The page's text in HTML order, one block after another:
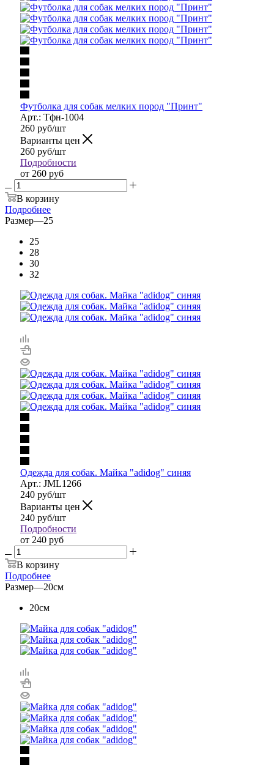
Футболка для собак мелких пород "Принт"
Арт.: Тфн-1004
260 руб/шт
Варианты цен
260 руб/шт
Подробности
от 260 руб
В корзину
Подробнее
Размер—25
25
28
30
32
Одежда для собак. Майка "adidog" синяя
Арт.: JML1266
240 руб/шт
Варианты цен
240 руб/шт
Подробности
от 240 руб
В корзину
Подробнее
Размер—20см
20см